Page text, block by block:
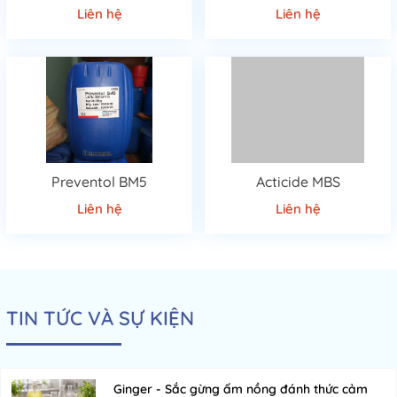
mòn bề mặt.
💧 3.2. Phụ gia chống rỉ (Corrosion Inhibitors)
Thành phần:Amin, este, borate, sulfonate.
Tác dụng:
Tạo lớp màng bảo vệ, ngăn rỉ sét trong môi trường
⚙️ 3.3. Phụ gia chống tạo bọt (Antifoam Agents)
Thành phần: Silicone, polymer không tan.
Tác dụng:Giảm độc tính, an toàn cho người vận hành, bảo vệ
môi trường.
4. Ứng dụng thực tế
Liên hệ Liên hệ
Preventol BM5
Liên hệ
Acticide MBS
Liên hệ
TIN TỨC VÀ SỰ KIỆN
Ginger - Sắc gừng ấm nồng đánh thức cảm